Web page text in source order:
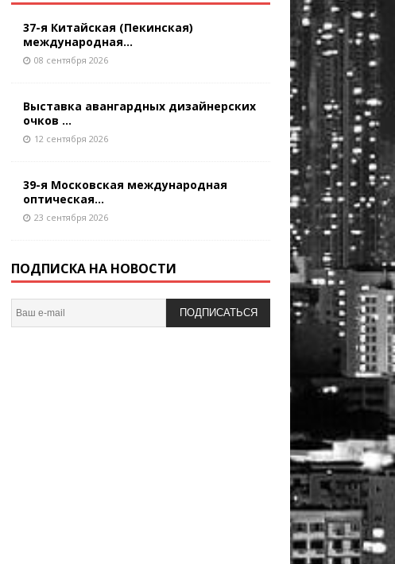
37-я Китайская (Пекинская)
международная...
08 сентября 2026
Выставка авангардных дизайнерских
очков ...
12 сентября 2026
39-я Московская международная
оптическая...
23 сентября 2026
ПОДПИСКА НА НОВОСТИ
ПОДПИСАТЬСЯ